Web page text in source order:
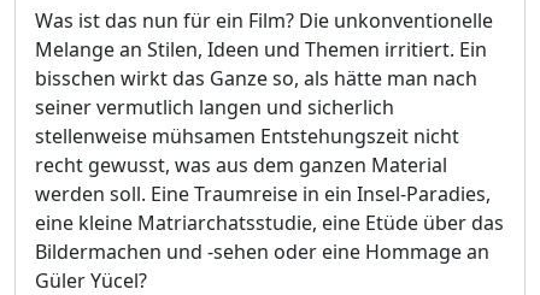
Was ist das nun für ein Film? Die unkonventionelle
Melange an Stilen, Ideen und Themen irritiert. Ein
bisschen wirkt das Ganze so, als hätte man nach
seiner vermutlich langen und sicherlich
stellenweise mühsamen Entstehungszeit nicht
recht gewusst, was aus dem ganzen Material
werden soll. Eine Traumreise in ein Insel-Paradies,
eine kleine Matriarchatsstudie, eine Etüde über das
Bildermachen und -sehen oder eine Hommage an
Güler Yücel?